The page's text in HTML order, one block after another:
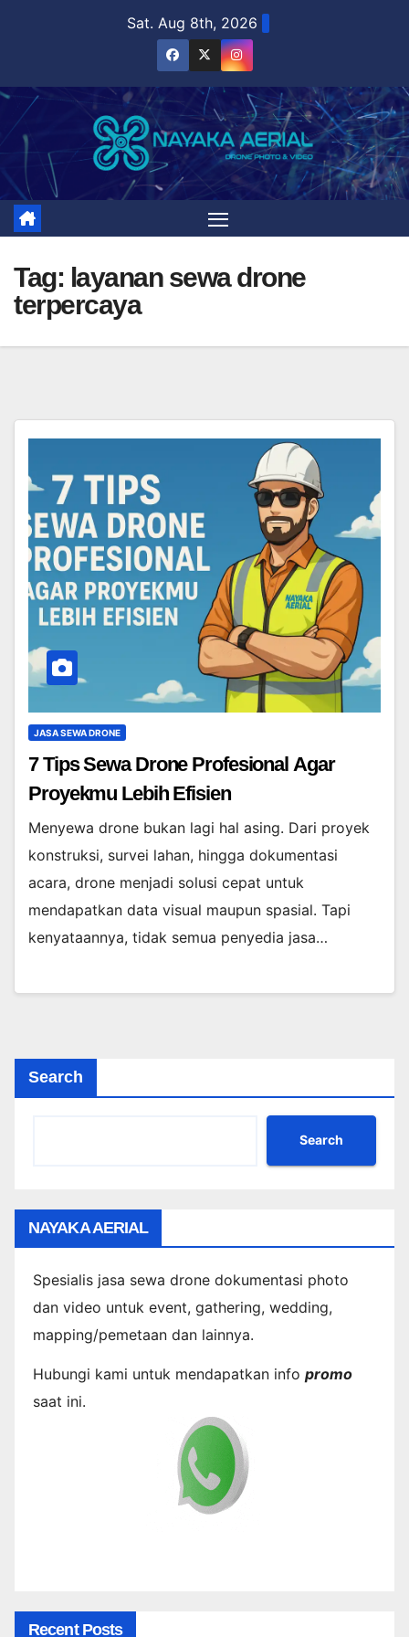
Sat. Aug 8th, 2026
Tag: layanan sewa drone
terpercaya
JASA SEWA DRONE
7 Tips Sewa Drone Profesional Agar
Proyekmu Lebih Efisien
Menyewa drone bukan lagi hal asing. Dari proyek
konstruksi, survei lahan, hingga dokumentasi
acara, drone menjadi solusi cepat untuk
mendapatkan data visual maupun spasial. Tapi
kenyataannya, tidak semua penyedia jasa…
Search
Search
NAYAKA AERIAL
Spesialis jasa sewa drone dokumentasi photo
dan video untuk event, gathering, wedding,
mapping/pemetaan dan lainnya.
Hubungi kami untuk mendapatkan info promo
saat ini.
Recent Posts